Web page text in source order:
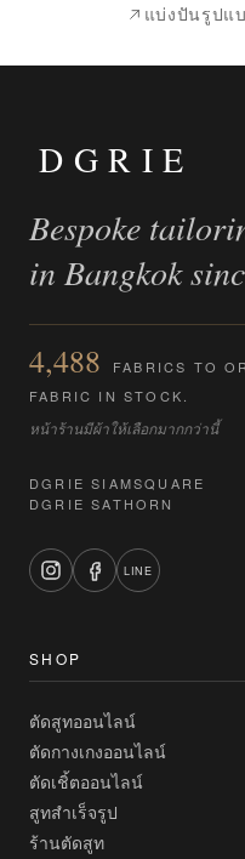
เปรียบ
แบ่งปันรูปแ
DGRIE
Bespoke
in Bangkok
4,488
FABRICS TO
FABRIC IN STOCK.
หน้าร้านมีผ้าให้เลือกมากกว่านี้
DGRIE SIAMSQUARE
DGRIE SATHORN
LINE
SHOP
ตัดสูทออนไลน์
ตัดกางเกงออนไลน์
ตัดเชิ้ตออนไลน์
สูทสำเร็จรูป
ร้านตัดสูท